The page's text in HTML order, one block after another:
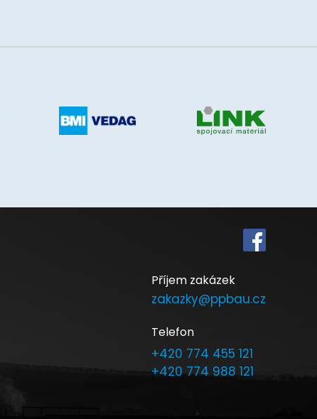
Příjem zakázek
zakazky@ppbau.cz
Telefon
+420 774 455 121
+420 774 988 121